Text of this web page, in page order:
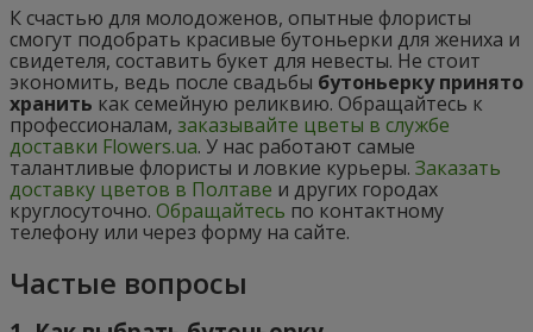
К счастью для молодоженов, опытные флористы
смогут подобрать красивые бутоньерки для жениха и
свидетеля, составить букет для невесты. Не стоит
экономить, ведь после свадьбы бутоньерку принято
хранить как семейную реликвию. Обращайтесь к
профессионалам, заказывайте цветы в службе
доставки Flowers.ua. У нас работают самые
талантливые флористы и ловкие курьеры. Заказать
доставку цветов в Полтаве и других городах
круглосуточно. Обращайтесь по контактному
телефону или через форму на сайте.
Частые вопросы